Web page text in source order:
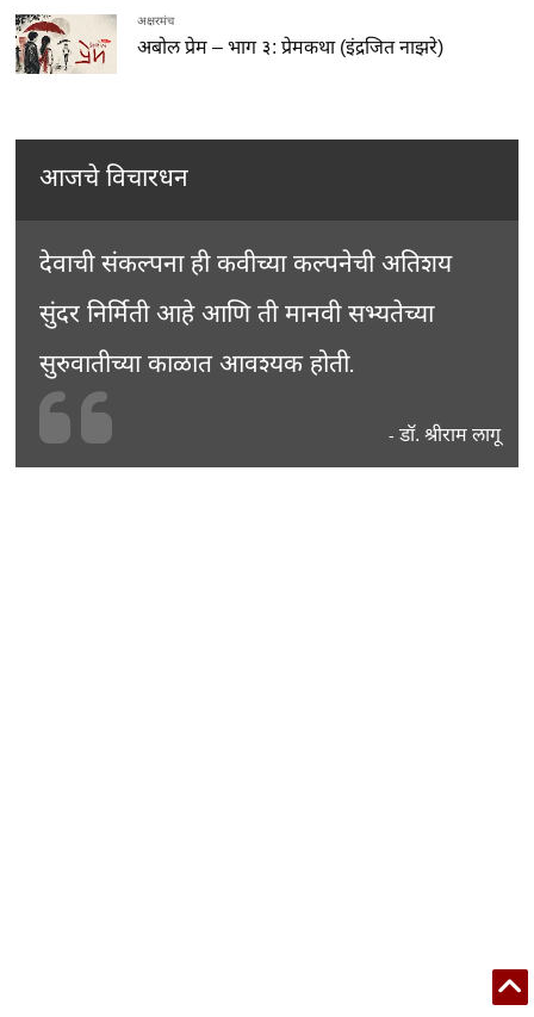
अक्षरमंच
अबोल प्रेम – भाग ३: प्रेमकथा (इंद्रजित नाझरे)
आजचे विचारधन
देवाची संकल्पना ही कवीच्या कल्पनेची अतिशय
सुंदर निर्मिती आहे आणि ती मानवी सभ्यतेच्या
सुरुवातीच्या काळात आवश्यक होती.
- डॉ. श्रीराम लागू